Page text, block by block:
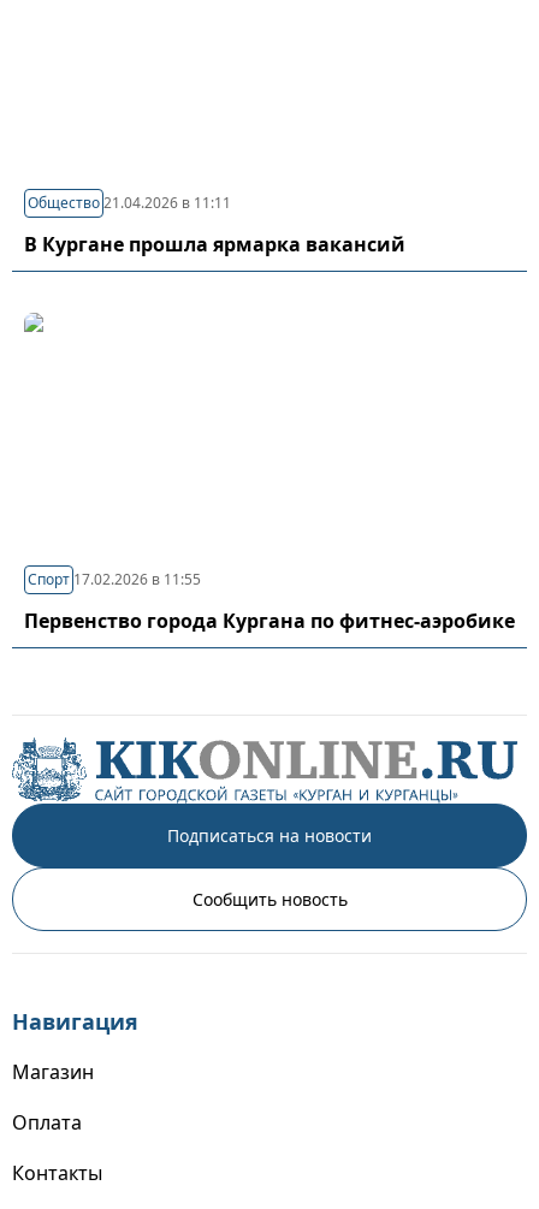
Общество21.04.2026 в 11:11
В Кургане прошла ярмарка вакансий
Спорт 17.02.2026 в 11:55
Первенство города Кургана по фитнес-аэробике
Подписаться на новости
Сообщить новость
Навигация
Магазин
Оплата
Контакты